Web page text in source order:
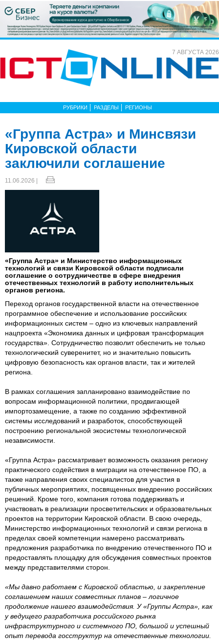
7 АВГУСТА 2026
РУБРИКИ РАЗДЕЛЫ РЕГИОНЫ
«Группа Астра» и Минсвязи
Кировской области
заключили соглашение
11.06.2026 |
«Группа Астра» и Министерство информационных
технологий и связи Кировской области подписали
соглашение о сотрудничестве в сфере внедрения
отечественных технологий в работу исполнительных
органов региона.
Переход органов государственной власти на отечественное
программное обеспечение и использование российских
информационных систем – одно из ключевых направлений
нацпроекта «Экономика данных и цифровая трансформация
государства». Сотрудничество позволит обеспечить не только
технологический суверенитет, но и значительно повысить
цифровую безопасность как органов власти, так и жителей
региона.
В рамках соглашения запланировано взаимодействие по
вопросам информационной политики, продвигающей
импортозамещение, а также по созданию эффективной
системы исследований и разработок, способствующей
построению региональной экосистемы технологической
независимости.
«Группа Астра» рассматривает возможность оказания региону
практического содействия в миграции на отечественное ПО, а
также направления своих специалистов для участия в
публичных мероприятиях, посвященных внедрению российских
решений. Кроме того, компания готова поддерживать и
участвовать в реализации просветительских и образовательных
проектов на территории Кировской области. В свою очередь,
Министерство информационных технологий и связи региона в
пределах своей компетенции намерено рассматривать
предложения разработчика по внедрению отечественного ПО и
предоставлять площадку для обсуждения совместных проектов
между представителями сторон.
«Мы давно работаем с Кировской областью, и закрепление
соглашением наших совместных планов – логичное
продолжение нашего взаимодействия. У «Группы Астра», как
у ведущего разработчика российского рынка
инфраструктурного и системного ПО, большой и успешный
опыт перевода госструктур на отечественные технологии.